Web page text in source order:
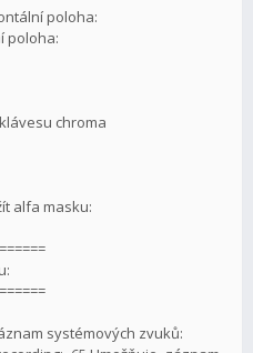
poloha:
poloha:
chroma
alfa masku:
systémových zvuků: